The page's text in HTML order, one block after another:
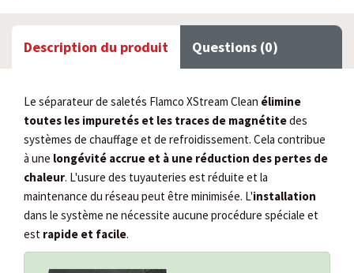
Description du produit Questions (0)
Le séparateur de saletés Flamco XStream Clean élimine
toutes les impuretés et les traces de magnétitedes
systèmes de chauffage et de refroidissement. Cela contribue
à une longévité accrue et à une réduction des pertes de
chaleur. L'usure des tuyauteries est réduite et la
maintenance du réseau peut être minimisée. L'installation
dans le système ne nécessite aucune procédure spéciale et
est rapide et facile.